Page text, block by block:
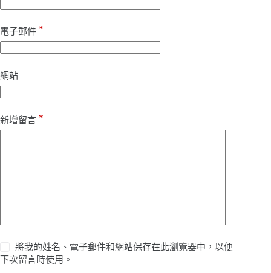
電子郵件 *
網站
新增留言 *
將我的姓名、電子郵件和網站保存在此瀏覽器中，以便
下次留言時使用。